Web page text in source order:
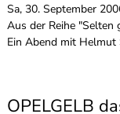
Sa, 30. September
Aus der Reihe "Selten
Ein Abend mit Helmut
OPELGELB